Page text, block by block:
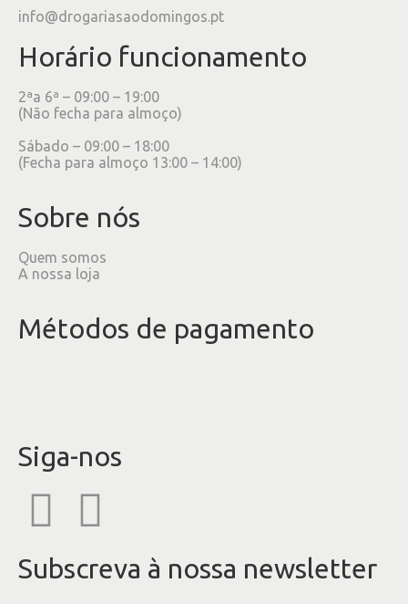
info@drogariasaodomingos.pt
Horário funcionamento
2ªa 6ª – 09:00 – 19:00
(Não fecha para almoço)
Sábado – 09:00 – 18:00
(Fecha para almoço 13:00 – 14:00)
Sobre nós
Quem somos
A nossa loja
Métodos de pagamento
Siga-nos
Subscreva à nossa newsletter